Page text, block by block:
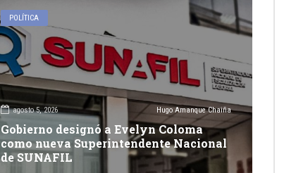
POLÍTICA
agosto 5, 2026 Hugo Amanque Chaiña
Gobierno designó a Evelyn Coloma
como nueva Superintendente Nacional
de SUNAFIL